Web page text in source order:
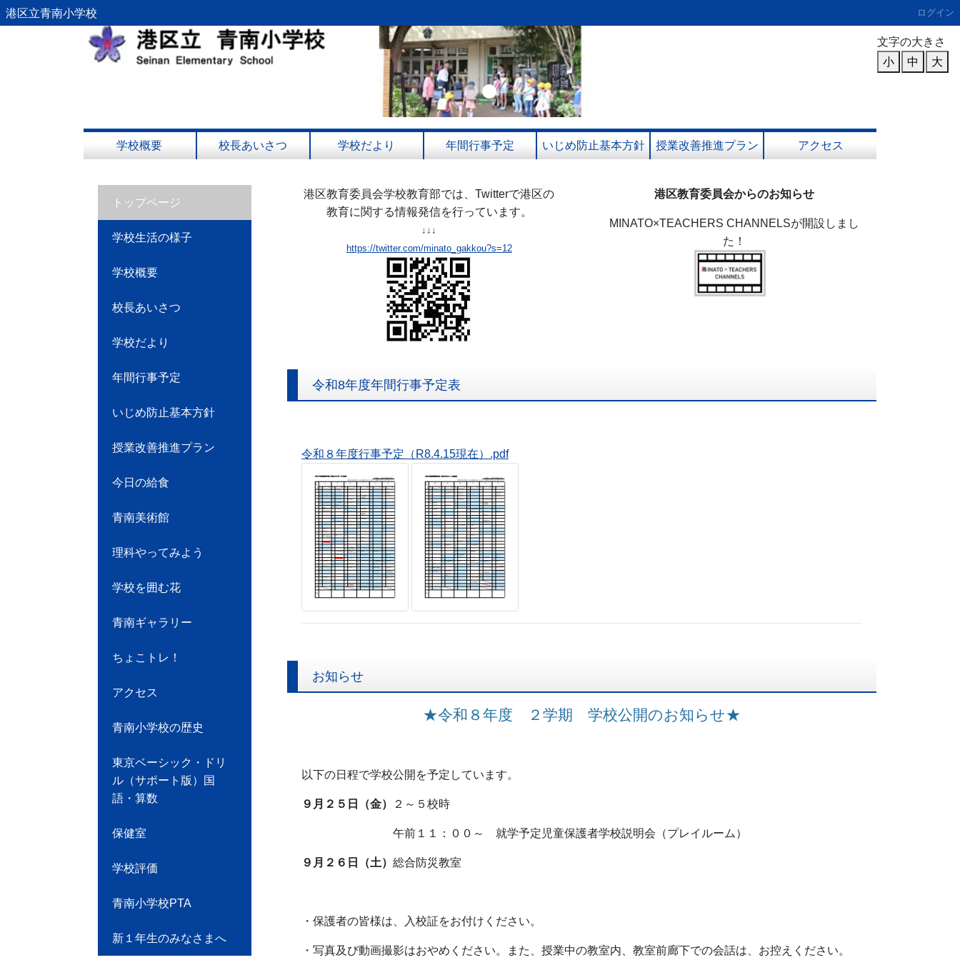
港区立青南小学校 ログイン
文字の大きさ
小
中
大
Previous
学校概要 校長あいさつ 学校だより 年間行事予定 いじめ防止基本方針 授業改善推進プラン アクセス
トップページ
学校生活の様子
学校概要
校長あいさつ
学校だより
年間行事予定
いじめ防止基本方針
授業改善推進プラン
今日の給食
青南美術館
理科やってみよう
学校を囲む花
青南ギャラリー
ちょこトレ！
アクセス
青南小学校の歴史
東京ベーシック・ドリ
ル（サポート版）国
語・算数
保健室
学校評価
青南小学校PTA
新１年生のみなさまへ
港区教育委員会学校教育部では、Twitterで港区の
教育に関する情報発信を行っています。
↓↓↓
https://twitter.com/minato_gakkou?s=12
港区教育委員会からのお知らせ
MINATO×TEACHERS CHANNELSが開設しまし
た！
令和8年度年間行事予定表
令和８年度行事予定（R8.4.15現在）.pdf
お知らせ
★令和８年度 ２学期 学校公開のお知らせ★
以下の日程で学校公開を予定しています。
９月２５日（金） ２～５校時
午前１１：００～ 就学予定児童保護者学校説明会（プレイルーム）
９月２６日（土） 総合防災教室
・保護者の皆様は、入校証をお付けください。
・写真及び動画撮影はおやめください。また、授業中の教室内、教室前廊下での会話は、お控えください。